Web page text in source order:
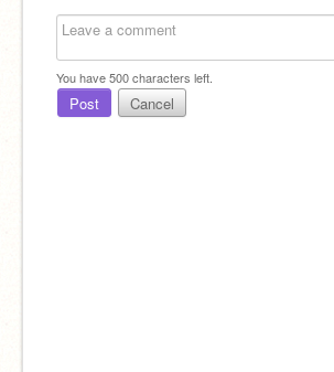
You have500characters left.
Post Cancel